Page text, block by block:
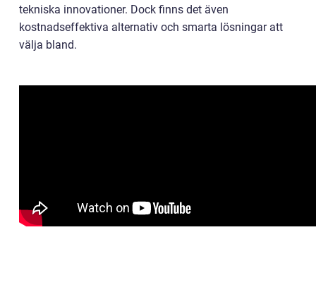
tekniska innovationer. Dock finns det även
kostnadseffektiva alternativ och smarta lösningar att
välja bland.